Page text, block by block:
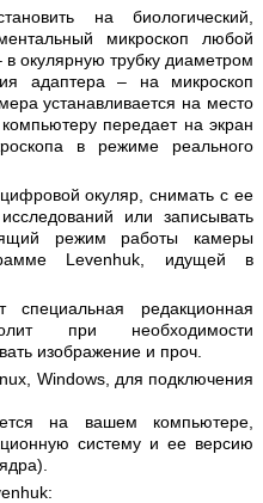
на биологический,
микроскоп любой
окулярную трубку диаметром
адаптера – на микроскоп
устанавливается на место
передает на экран
в режиме реального
окуляр, снимать с ее
или записывать
режим работы камеры
Levenhuk, идущей в
редакционная
при необходимости
изображение и проч.
Windows, для подключения
на вашем компьютере,
систему и ее версию